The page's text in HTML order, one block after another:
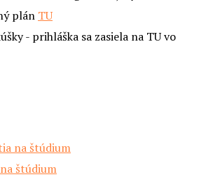
plán TU
- prihláška sa zasiela na TU vo
na štúdium
štúdium